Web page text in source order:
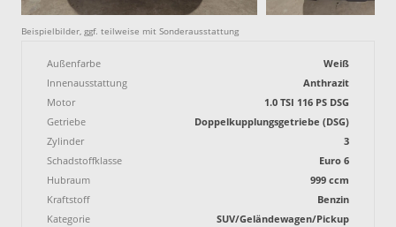
Beispielbilder, ggf. teilweise mit Sonderausstattung
Außenfarbe
Weiß
Innenausstattung
Anthrazit
Motor
1.0 TSI 116 PS DSG
Getriebe
Doppelkupplungsgetriebe (DSG)
Zylinder
3
Schadstoffklasse
Euro 6
Hubraum
999 ccm
Kraftstoff
Benzin
Kategorie
SUV/Geländewagen/Pickup